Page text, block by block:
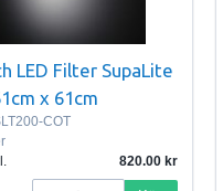
LED Filter SupaLite
x 61cm
COT
820.00